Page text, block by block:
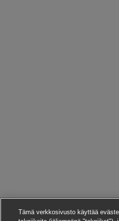
Tämä verkkosivusto käyttää